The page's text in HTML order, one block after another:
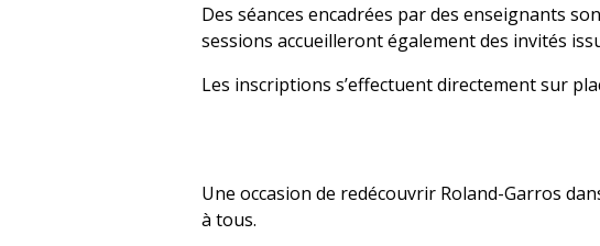
Des séances encadrées par des enseignants
sessions accueilleront également des invités
Les inscriptions s’effectuent directement sur
Une occasion de redécouvrir Roland-Garros
à tous.